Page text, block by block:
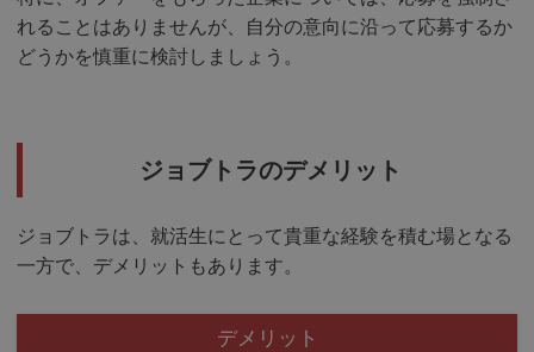
れることはありませんが、自分の意向に沿って応募するか
どうかを慎重に検討しましょう。
ジョブトラのデメリット
ジョブトラは、就活生にとって貴重な経験を積む場となる
一方で、デメリットもあります。
デメリット